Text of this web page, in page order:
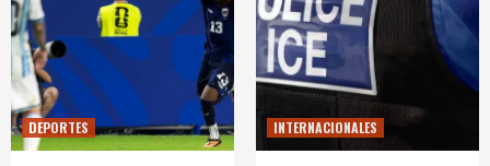
DEPORTES INTERNACIONALES